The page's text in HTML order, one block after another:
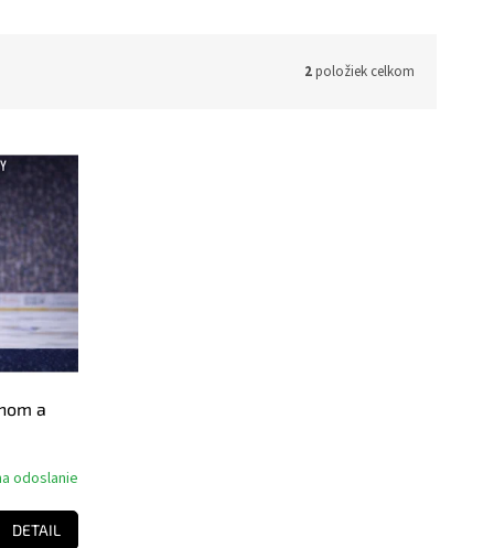
2položiek celkom
a
odoslanie
DETAIL